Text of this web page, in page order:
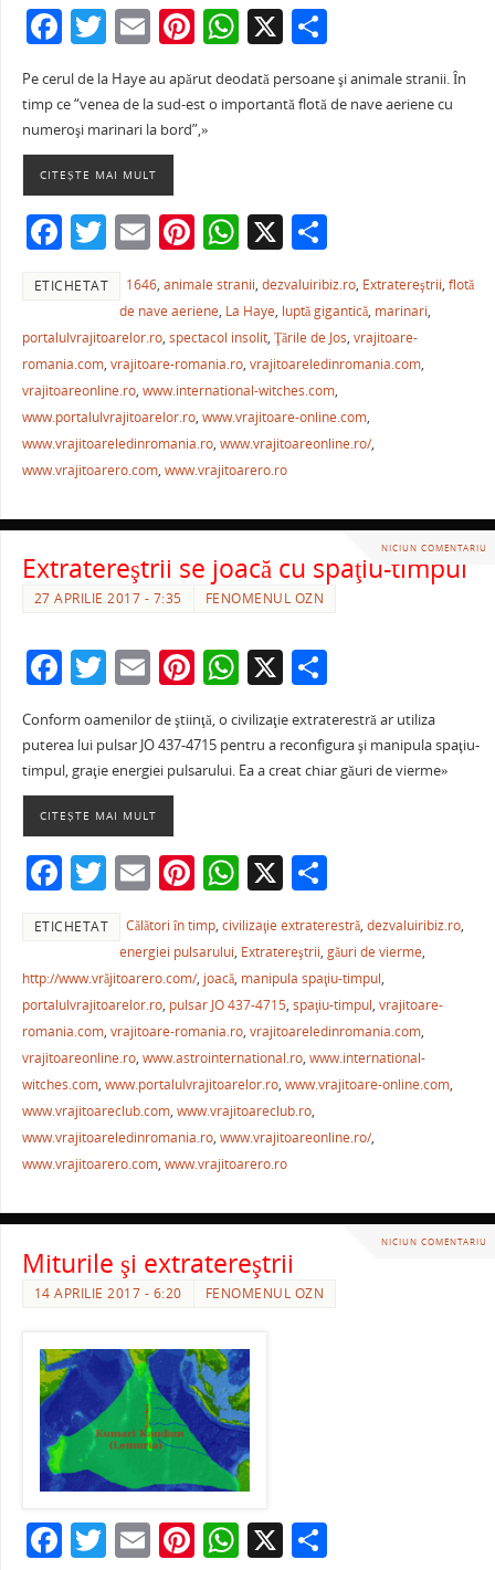
F
a
c
e
b
o
o
k
T
w
itt
er
E
m
ai
l
Pi
nt
er
e
W
h
at
p
p
X P
ta
Pe cerul de la Haye au apărut deodată persoane şi animale stranii. În
timp ce “venea de la sud-est o importantă flotă de nave aeriene cu
numeroşi marinari la bord”,»
CITEȘTE MAI MULT
F
c
e
b
o
o
k
T
w
itt
er
E
m
ai
l
Pi
nt
er
e
st
W
h
at
s
A
p
p
X P
ar
ta
je
a
ză
ETICHETAT 1646,animale stranii,dezvaluiribiz.ro, Extratereştrii,flotă
de nave aeriene, La Haye, luptă gigantică, marinari,
portalulvrajitoarelor.ro, spectacol insolit, Ţările de Jos, vrajitoare-
romania.com, vrajitoare-romania.ro, vrajitoareledinromania.com,
vrajitoareonline.ro, www.international-witches.com,
www.portalulvrajitoarelor.ro, www.vrajitoare-online.com,
www.vrajitoareledinromania.ro, www.vrajitoareonline.ro/,
www.vrajitoarero.com, www.vrajitoarero.ro
NICIUN COMENTARIU
Extratereştrii se joacă cu spaţiu-timpul
27 APRILIE 2017 - 7:35 FENOMENUL OZN
F
c
e
b
o
o
k
T
w
itt
er
E
m
ai
l
Pi
nt
er
e
W
h
at
s
p
p
X P
ta
je
ză
Conform oamenilor de ştiinţă, o civilizaţie extraterestră ar utiliza
puterea lui pulsar JO 437-4715 pentru a reconfigura şi manipula spaţiu-
timpul, graţie energiei pulsarului. Ea a creat chiar găuri de vierme»
CITEȘTE MAI MULT
F
c
e
b
o
o
k
T
w
itt
er
E
m
ai
l
Pi
nt
er
e
st
W
h
at
s
A
p
p
X P
ar
ta
je
a
ză
ETICHETAT Călători în timp,civilizaţie extraterestră,dezvaluiribiz.ro,
energiei pulsarului, Extratereştrii,găuri de vierme,
http://www.vrăjitoarero.com/, joacă, manipula spaţiu-timpul,
portalulvrajitoarelor.ro, pulsar JO 437-4715, spaţiu-timpul, vrajitoare-
romania.com, vrajitoare-romania.ro, vrajitoareledinromania.com,
vrajitoareonline.ro, www.astrointernational.ro, www.international-
witches.com, www.portalulvrajitoarelor.ro, www.vrajitoare-online.com,
www.vrajitoareclub.com, www.vrajitoareclub.ro,
www.vrajitoareledinromania.ro, www.vrajitoareonline.ro/,
www.vrajitoarero.com, www.vrajitoarero.ro
NICIUN COMENTARIU
Miturile şi extratereştrii
14 APRILIE 2017 - 6:20 FENOMENUL OZN
F T E Pi W X P